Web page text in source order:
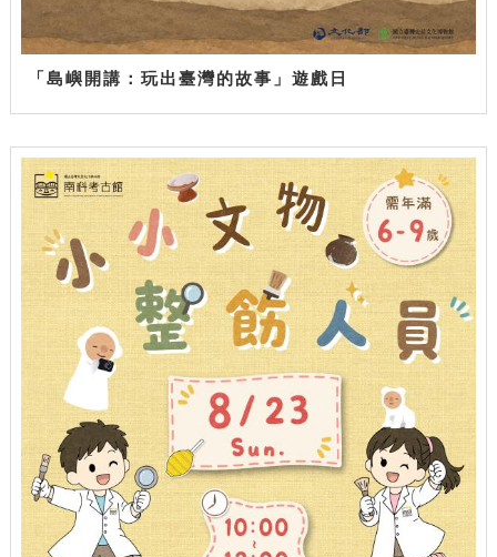
「島嶼開講：玩出臺灣的故事」遊戲日